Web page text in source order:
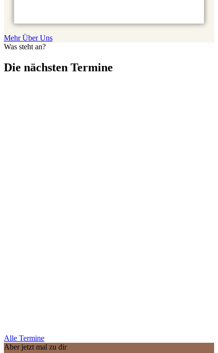
Mehr Über Uns
Was steht an?
Die nächsten Termine
Alle Termine
Aber jetzt mal zu dir